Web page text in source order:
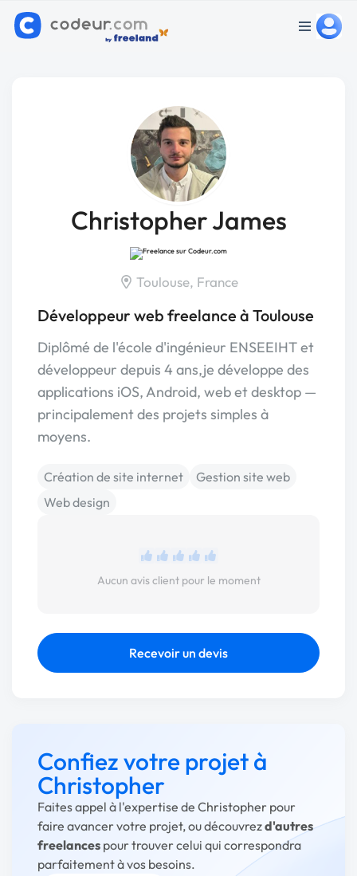
Christopher James
Toulouse, France
Développeur web freelance à Toulouse
Diplômé de l'école d'ingénieur ENSEEIHT et
développeur depuis 4 ans,je développe des
applications iOS, Android, web et desktop —
principalement des projets simples à
moyens.
Création de site internet
Gestion site web
Web design
Aucun avis client pour le moment
Recevoir un devis
Confiez votre projet à
Christopher
Faites appel à l'expertise de Christopher pour
faire avancer votre projet, ou découvrezd'autres
freelances pour trouver celui qui correspondra
parfaitement à vos besoins.